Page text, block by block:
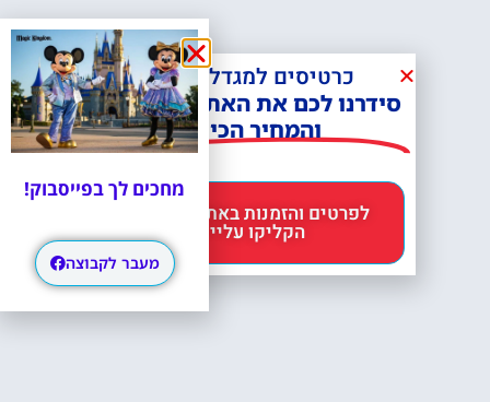
כרטיסים למגדל אייפל?
סידרנו לכם את האתר הכי אמין -
והמחיר הכי זול!
הקליקו עליי 😊
מחכים לך בפייסבוק!
מעבר לקבוצה